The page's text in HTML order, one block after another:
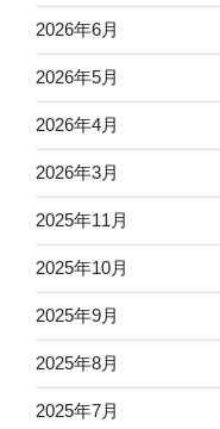
2026年6月
2026年5月
2026年4月
2026年3月
2025年11月
2025年10月
2025年9月
2025年8月
2025年7月